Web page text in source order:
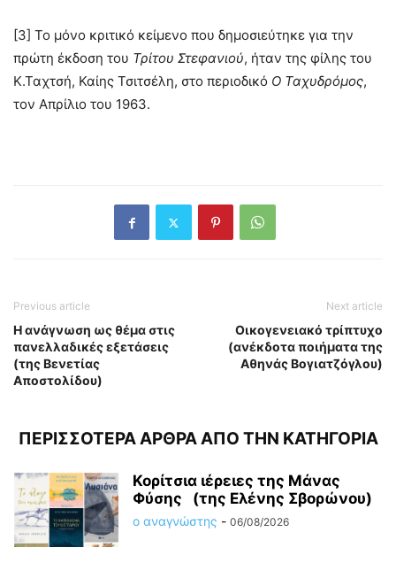
[3] Το μόνο κριτικό κείμενο που δημοσιεύτηκε για την
πρώτη έκδοση του Τρίτου Στεφανιού, ήταν της φίλης του
Κ.Ταχτσή, Καίης Τσιτσέλη, στο περιοδικό Ο Ταχυδρόμος,
τον Απρίλιο του 1963.
Previous article
Η ανάγνωση ως θέμα στις
πανελλαδικές εξετάσεις
(της Βενετίας
Αποστολίδου)
Next article
Οικογενειακό τρίπτυχο
(ανέκδοτα ποιήματα της
Αθηνάς Βογιατζόγλου)
ΠΕΡΙΣΣΟΤΕΡΑ ΑΡΘΡΑ ΑΠΟ ΤΗΝ ΚΑΤΗΓΟΡΙΑ
Κορίτσια ιέρειες της Μάνας
Φύσης (της Ελένης Σβορώνου)
ο αναγνώστης - 06/08/2026